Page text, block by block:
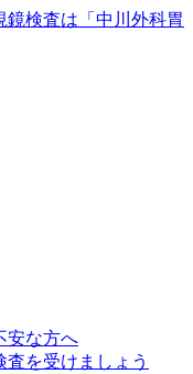
安な方へ
を受けましょう